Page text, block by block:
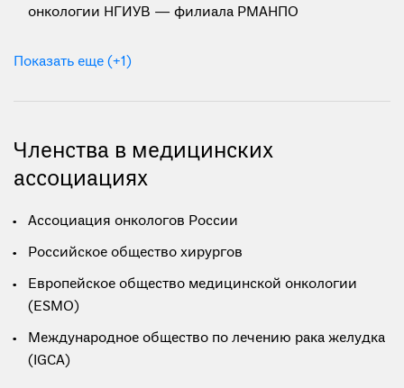
онкологии НГИУВ — филиала РМАНПО
Показать еще (+1)
Членства в медицинских
ассоциациях
Ассоциация онкологов России
Российское общество хирургов
Европейское общество медицинской онкологии
(ESMO)
Международное общество по лечению рака желудка
(IGCA)